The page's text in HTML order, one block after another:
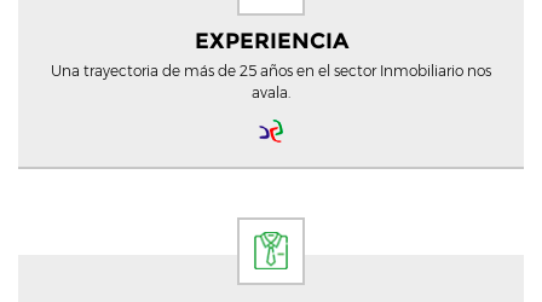
EXPERIENCIA
Una trayectoria de más de 25 años en el sector Inmobiliario nos
avala.